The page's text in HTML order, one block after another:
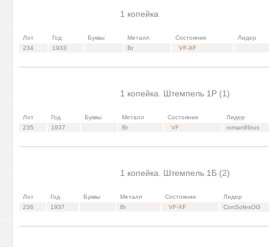
1 копейка
Лот Год Буквы Металл Состояние
Лидер
234
1933 Br VF-XF
1 копейка. Штемпель 1P (1)
Лот Год Буквы Металл Состояние
Лидер
235
1937 Br VF roman86rus
1 копейка. Штемпель 1Б (2)
Лот Год Буквы Металл Состояние
Лидер
236
1937 Br VF-XF ConSofesOG